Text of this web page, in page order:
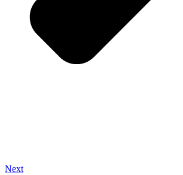
Next